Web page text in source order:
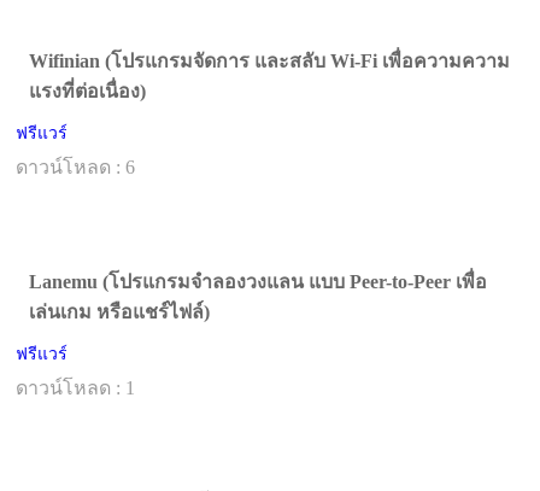
Wifinian (โปรแกรมจัดการ และสลับ Wi-Fi เพื่อความความ
แรงที่ต่อเนื่อง)
ฟรีแวร์
ดาวน์โหลด : 6
Lanemu (โปรแกรมจำลองวงแลน แบบ Peer-to-Peer เพื่อ
เล่นเกม หรือแชร์ไฟล์)
ฟรีแวร์
ดาวน์โหลด : 1